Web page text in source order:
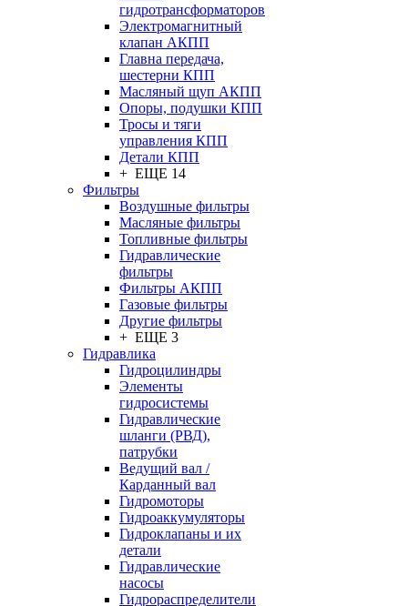
гидротрансформаторов
Электромагнитный
клапан АКПП
Главна передача,
шестерни КПП
Масляный щуп АКПП
Опоры, подушки КПП
Тросы и тяги
управления КПП
Детали КПП
+ ЕЩЕ 14
Фильтры
Воздушные фильтры
Масляные фильтры
Топливные фильтры
Гидравлические
фильтры
Фильтры АКПП
Газовые фильтры
Другие фильтры
+ ЕЩЕ 3
Гидравлика
Гидроцилиндры
Элементы
гидросистемы
Гидравлические
шланги (РВД),
патрубки
Ведущий вал /
Карданный вал
Гидромоторы
Гидроаккумуляторы
Гидроклапаны и их
детали
Гидравлические
насосы
Гидрораспределители